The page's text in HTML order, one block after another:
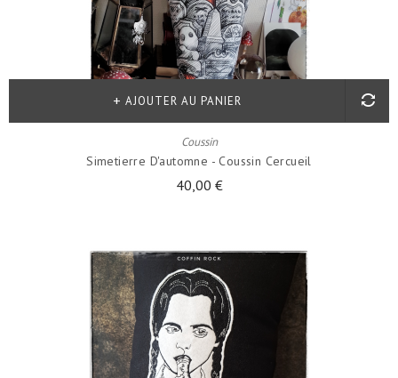
Coussin
Simetierre D'automne - Coussin Cercueil
40,00 €
AJOUTER AU PANIER